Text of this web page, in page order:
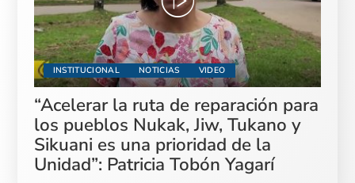
INSTITUCIONAL NOTICIAS VIDEO
“Acelerar la ruta de reparación para
los pueblos Nukak, Jiw, Tukano y
Sikuani es una prioridad de la
Unidad”: Patricia Tobón Yagarí